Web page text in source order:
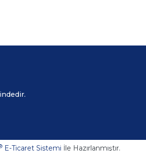
E-Ticaret Sistemi İle Hazırlanmıştır.